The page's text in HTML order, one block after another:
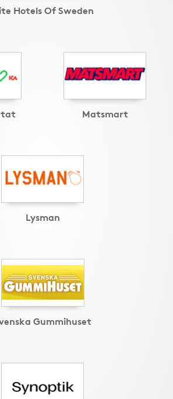
Hotels Of Sweden
Matsmart
Lysman
Gummihuset